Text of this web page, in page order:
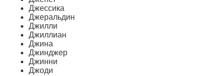
Джессика
Джеральдин
Джилли
Джиллиан
Джина
Джинджер
Джинни
Джоди